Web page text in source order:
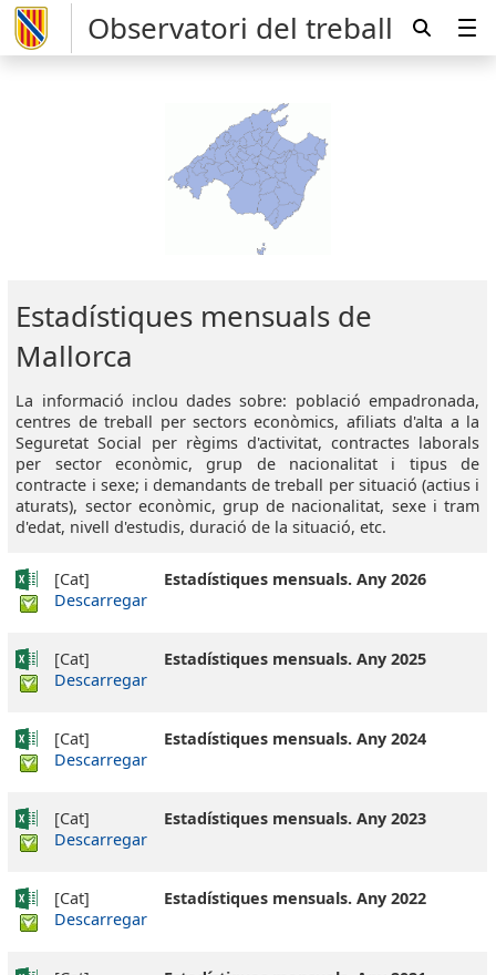
Observatori del treball
Estadístiques mensuals de
Mallorca
La informació inclou dades sobre: població empadronada,
centres de treball per sectors econòmics, afiliats d'alta a la
Seguretat Social per règims d'activitat, contractes laborals
per sector econòmic, grup de nacionalitat i tipus de
contracte i sexe; i demandants de treball per situació (actius i
aturats), sector econòmic, grup de nacionalitat, sexe i tram
d'edat, nivell d'estudis, duració de la situació, etc.
[Cat]
Descarregar
Estadístiques mensuals. Any 2026
[Cat]
Descarregar
Estadístiques mensuals. Any 2025
[Cat]
Descarregar
Estadístiques mensuals. Any 2024
[Cat]
Descarregar
Estadístiques mensuals. Any 2023
[Cat]
Descarregar
Estadístiques mensuals. Any 2022